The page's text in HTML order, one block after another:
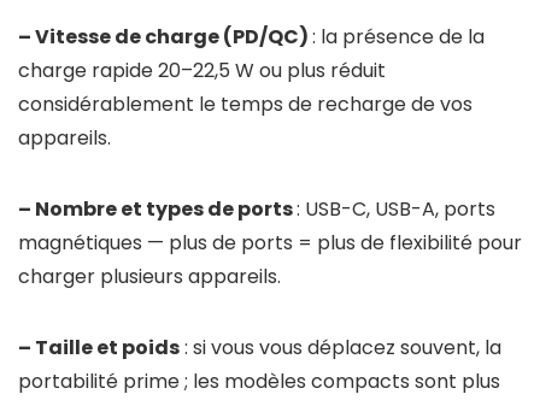
– Vitesse de charge (PD/QC): la présence de la
charge rapide 20–22,5 W ou plus réduit
considérablement le temps de recharge de vos
appareils.
– Nombre et types de ports: USB-C, USB-A, ports
magnétiques — plus de ports = plus de flexibilité pour
charger plusieurs appareils.
– Taille et poids: si vous vous déplacez souvent, la
portabilité prime ; les modèles compacts sont plus